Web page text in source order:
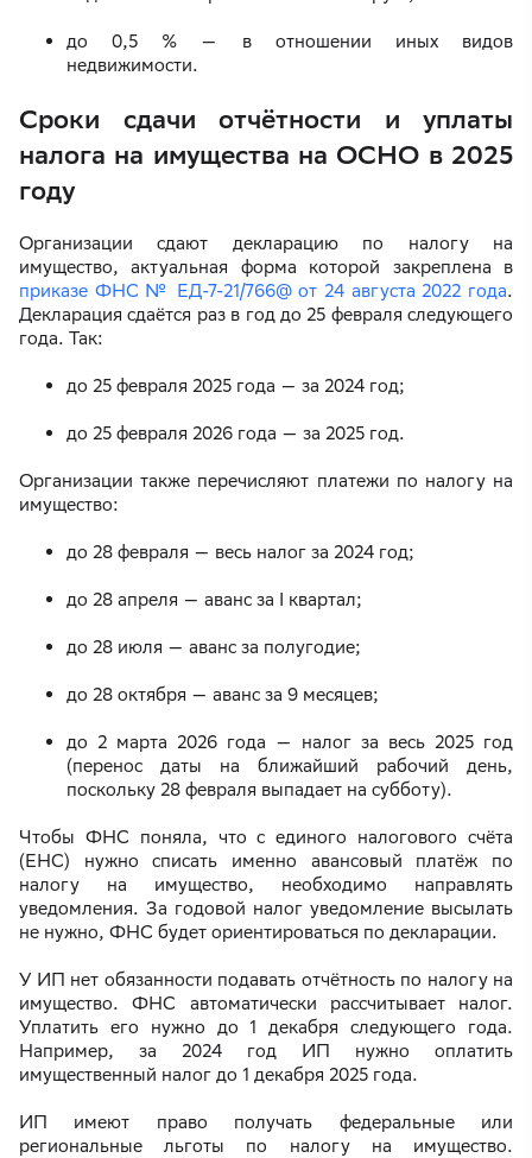
до 0,5 % — в отношении иных видов
недвижимости.
Сроки сдачи отчётности и уплаты
налога на имущества на ОСНО в 2025
году
Организации сдают декларацию по налогу на
имущество, актуальная форма которой закреплена в
приказе ФНС № ЕД-7-21/766@ от 24 августа 2022 года.
Декларация сдаётся раз в год до 25 февраля следующего
года. Так:
до 25 февраля 2025 года — за 2024 год;
до 25 февраля 2026 года — за 2025 год.
Организации также перечисляют платежи по налогу на
имущество:
до 28 февраля — весь налог за 2024 год;
до 28 апреля — аванс за I квартал;
до 28 июля — аванс за полугодие;
до 28 октября — аванс за 9 месяцев;
до 2 марта 2026 года — налог за весь 2025 год
(перенос даты на ближайший рабочий день,
поскольку 28 февраля выпадает на субботу).
Чтобы ФНС поняла, что с единого налогового счёта
(ЕНС) нужно списать именно авансовый платёж по
налогу на имущество, необходимо направлять
уведомления. За годовой налог уведомление высылать
не нужно, ФНС будет ориентироваться по декларации.
У ИП нет обязанности подавать отчётность по налогу на
имущество. ФНС автоматически рассчитывает налог.
Уплатить его нужно до 1 декабря следующего года.
Например, за 2024 год ИП нужно оплатить
имущественный налог до 1 декабря 2025 года.
ИП имеют право получать федеральные или
региональные льготы по налогу на имущество.